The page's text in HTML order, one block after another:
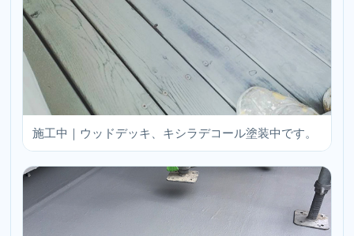
施工中｜ウッドデッキ、キシラデコール塗装中です。